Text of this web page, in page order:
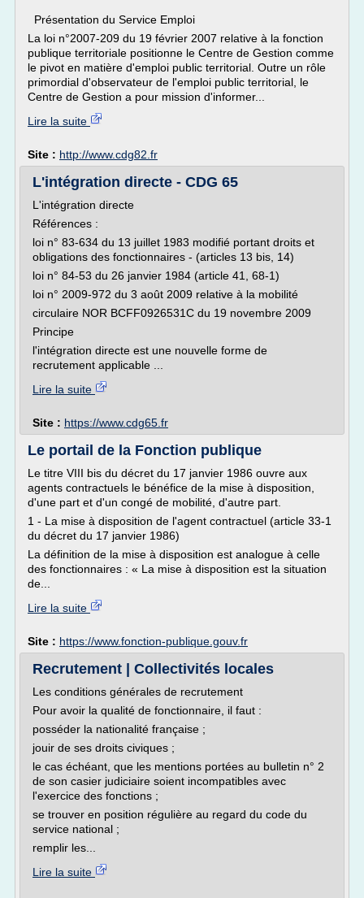
Présentation du Service Emploi
La loi n°2007-209 du 19 février 2007 relative à la fonction
publique territoriale positionne le Centre de Gestion comme
le pivot en matière d'emploi public territorial. Outre un rôle
primordial d'observateur de l'emploi public territorial, le
Centre de Gestion a pour mission d'informer...
Lire la suite
Site : http://www.cdg82.fr
L'intégration directe - CDG 65
L'intégration directe
Références :
loi n° 83-634 du 13 juillet 1983 modifié portant droits et
obligations des fonctionnaires - (articles 13 bis, 14)
loi n° 84-53 du 26 janvier 1984 (article 41, 68-1)
loi n° 2009-972 du 3 août 2009 relative à la mobilité
circulaire NOR BCFF0926531C du 19 novembre 2009
Principe
l'intégration directe est une nouvelle forme de
recrutement applicable ...
Lire la suite
Site : https://www.cdg65.fr
Le portail de la Fonction publique
Le titre VIII bis du décret du 17 janvier 1986 ouvre aux
agents contractuels le bénéfice de la mise à disposition,
d'une part et d'un congé de mobilité, d'autre part.
1 - La mise à disposition de l'agent contractuel (article 33-1
du décret du 17 janvier 1986)
La définition de la mise à disposition est analogue à celle
des fonctionnaires : « La mise à disposition est la situation
de...
Lire la suite
Site : https://www.fonction-publique.gouv.fr
Recrutement | Collectivités locales
Les conditions générales de recrutement
Pour avoir la qualité de fonctionnaire, il faut :
posséder la nationalité française ;
jouir de ses droits civiques ;
le cas échéant, que les mentions portées au bulletin n° 2
de son casier judiciaire soient incompatibles avec
l'exercice des fonctions ;
se trouver en position régulière au regard du code du
service national ;
remplir les...
Lire la suite